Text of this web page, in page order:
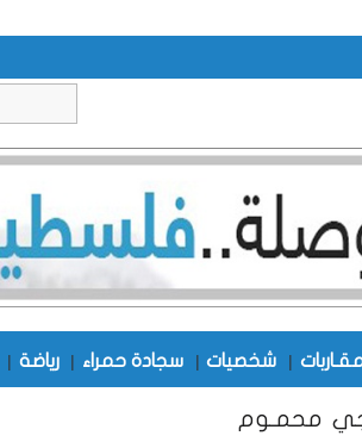
| شخصيات | سجادة حمراء | رياضة |
محمـوم